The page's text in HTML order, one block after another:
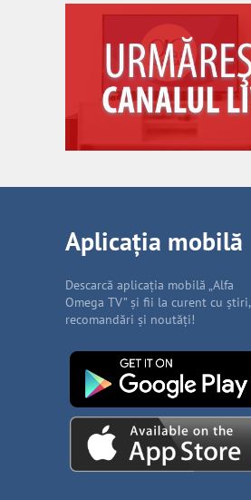
Aplicația mobilă
Descarcă aplicația mobilă „Alfa
Omega TV” și fii la curent cu știri,
recomandări și noutăți!